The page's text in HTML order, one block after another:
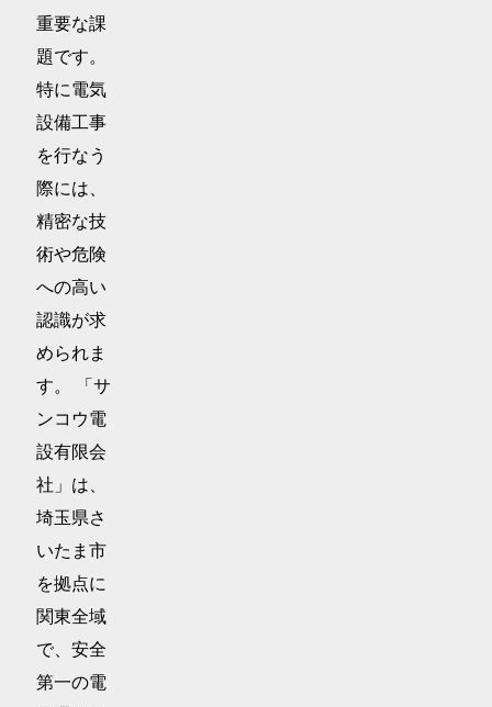
重要な課
題です。
特に電気
設備工事
を行なう
際には、
精密な技
術や危険
への高い
認識が求
められま
す。 「サ
ンコウ電
設有限会
社」は、
埼玉県さ
いたま市
を拠点に
関東全域
で、安全
第一の電